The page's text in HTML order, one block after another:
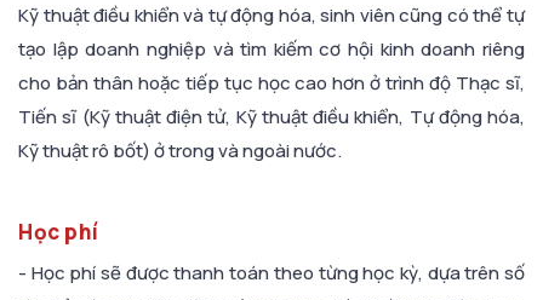
Kỹ thuật điều khiển và tự động hóa, sinh viên cũng có thể tự
tạo lập doanh nghiệp và tìm kiếm cơ hội kinh doanh riêng
cho bản thân hoặc tiếp tục học cao hơn ở trình độ Thạc sĩ,
Tiến sĩ (Kỹ thuật điện tử, Kỹ thuật điều khiển, Tự động hóa,
Kỹ thuật rô bốt) ở trong và ngoài nước.
Học phí
- Học phí sẽ được thanh toán theo từng học kỳ, dựa trên số